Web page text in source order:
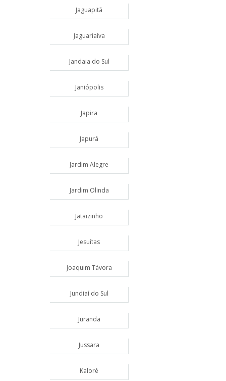
Jaguapitã
Jaguariaíva
Jandaia do Sul
Janiópolis
Japira
Japurá
Jardim Alegre
Jardim Olinda
Jataizinho
Jesuítas
Joaquim Távora
Jundiaí do Sul
Juranda
Jussara
Kaloré